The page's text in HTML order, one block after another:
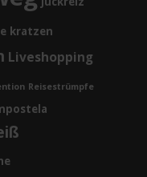
kratzen
Liveshopping
Reisestrümpfe